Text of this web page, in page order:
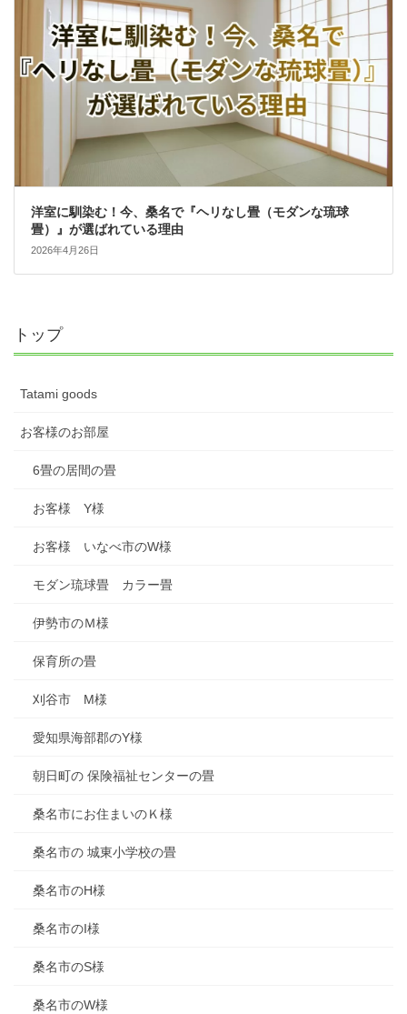
洋室に馴染む！今、桑名で『ヘリなし畳（モダンな琉球
畳）』が選ばれている理由
2026年4月26日
トップ
Tatami goods
お客様のお部屋
6畳の居間の畳
お客様 Y様
お客様 いなべ市のW様
モダン琉球畳 カラー畳
伊勢市のＭ様
保育所の畳
刈谷市 M様
愛知県海部郡のY様
朝日町の 保険福祉センターの畳
桑名市にお住まいのＫ様
桑名市の 城東小学校の畳
桑名市のH様
桑名市のI様
桑名市のS様
桑名市のW様